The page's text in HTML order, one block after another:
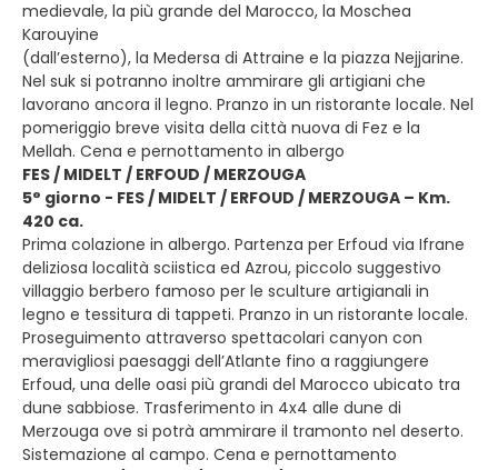
medievale, la più grande del Marocco, la Moschea
Karouyine
(dall’esterno), la Medersa di Attraine e la piazza Nejjarine.
Nel suk si potranno inoltre ammirare gli artigiani che
lavorano ancora il legno. Pranzo in un ristorante locale. Nel
pomeriggio breve visita della città nuova di Fez e la
Mellah. Cena e pernottamento in albergo
FES / MIDELT / ERFOUD / MERZOUGA
5° giorno - FES / MIDELT / ERFOUD / MERZOUGA – Km.
420 ca.
Prima colazione in albergo. Partenza per Erfoud via Ifrane
deliziosa località sciistica ed Azrou, piccolo suggestivo
villaggio berbero famoso per le sculture artigianali in
legno e tessitura di tappeti. Pranzo in un ristorante locale.
Proseguimento attraverso spettacolari canyon con
meravigliosi paesaggi dell’Atlante fino a raggiungere
Erfoud, una delle oasi più grandi del Marocco ubicato tra
dune sabbiose. Trasferimento in 4x4 alle dune di
Merzouga ove si potrà ammirare il tramonto nel deserto.
Sistemazione al campo. Cena e pernottamento